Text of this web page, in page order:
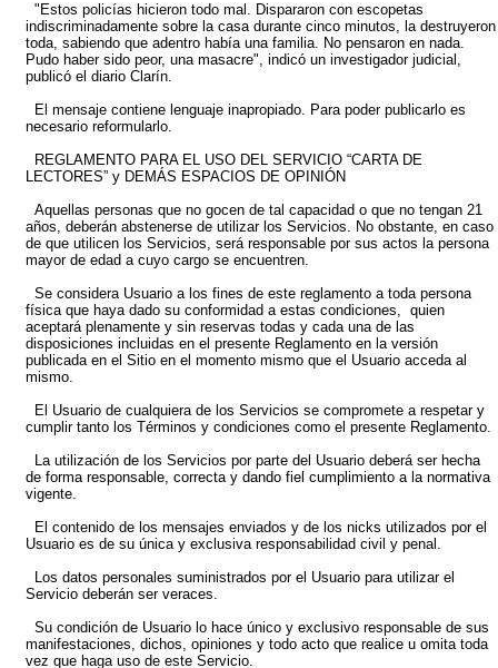
"Estos policías hicieron todo mal. Dispararon con escopetas
indiscriminadamente sobre la casa durante cinco minutos, la destruyeron
toda, sabiendo que adentro había una familia. No pensaron en nada.
Pudo haber sido peor, una masacre", indicó un investigador judicial,
publicó el diario Clarín.
El mensaje contiene lenguaje inapropiado. Para poder publicarlo es
necesario reformularlo.
REGLAMENTO PARA EL USO DEL SERVICIO “CARTA DE
LECTORES” y DEMÁS ESPACIOS DE OPINIÓN
Aquellas personas que no gocen de tal capacidad o que no tengan 21
años, deberán abstenerse de utilizar los Servicios. No obstante, en caso
de que utilicen los Servicios, será responsable por sus actos la persona
mayor de edad a cuyo cargo se encuentren.
Se considera Usuario a los fines de este reglamento a toda persona
física que haya dado su conformidad a estas condiciones, quien
aceptará plenamente y sin reservas todas y cada una de las
disposiciones incluidas en el presente Reglamento en la versión
publicada en el Sitio en el momento mismo que el Usuario acceda al
mismo.
El Usuario de cualquiera de los Servicios se compromete a respetar y
cumplir tanto los Términos y condiciones como el presente Reglamento.
La utilización de los Servicios por parte del Usuario deberá ser hecha
de forma responsable, correcta y dando fiel cumplimiento a la normativa
vigente.
El contenido de los mensajes enviados y de los nicks utilizados por el
Usuario es de su única y exclusiva responsabilidad civil y penal.
Los datos personales suministrados por el Usuario para utilizar el
Servicio deberán ser veraces.
Su condición de Usuario lo hace único y exclusivo responsable de sus
manifestaciones, dichos, opiniones y todo acto que realice u omita toda
vez que haga uso de este Servicio.